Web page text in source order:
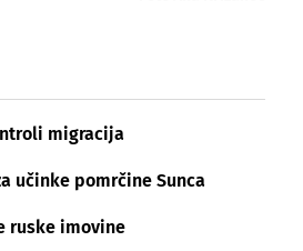
migracija
učinke pomrčine Sunca
ruske imovine